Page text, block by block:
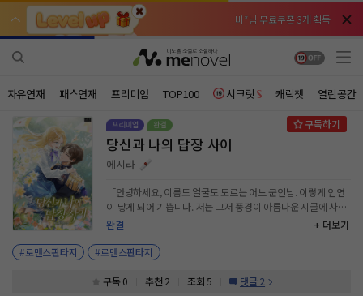
비*님 무료쿠폰 3개 획득
비*님 무료쿠폰 3개 획득
천***님 배지뽑기권 3개 획득
천***님 배지뽑기권 3개 획득
주*님 배지뽑기권 1개 획득
주*님 배지뽑기권 1개 획득
주**님 일반뽑기권 2개 획득
주**님 일반뽑기권 2개 획득
레*님 무료쿠폰 4개 획득
레*님 무료쿠폰 4개 획득
인*님 레어뽑기권 1개 획득
인*님 레어뽑기권 1개 획득
자유연재 패스연재 프리미엄 TOP100 시크릿 캐릭챗 열린공간
당신과 나의 답장 사이
에시라
완결
「안녕하세요, 이름도 얼굴도 모르는 어느 군인님. 이렇게 인연
이 닿게 되어 기쁩니다. 저는 그저 풍경이 아름다운 시골에 사는
한미한 가문의 영애입니다. 그렇게 대단한 사람이 아닌지라 자기
인, 데미안은 어느 날 상관의 등에 떠밀려 펜팔친구를 만들게 되
었다. 상대방에 대해 알고 있는 건 ‘린트레이’라는 이름을 가진
귀족 신분의 자신보다 한 살 위인 여자라는 것과 그녀의 집 주소
+ 더보기
#로맨스판타지
#로맨스판타지
구독 0 추천 2 조회 5 댓글 2